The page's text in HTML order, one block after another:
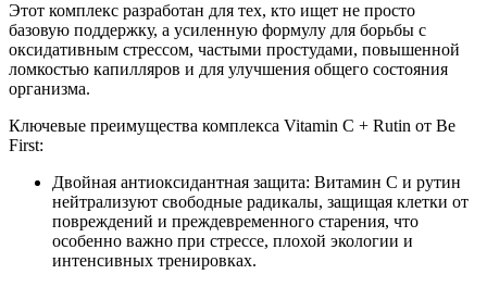
Этот комплекс разработан для тех, кто ищет не просто
базовую поддержку, а усиленную формулу для борьбы с
оксидативным стрессом, частыми простудами, повышенной
ломкостью капилляров и для улучшения общего состояния
организма.
Ключевые преимущества комплекса Vitamin C + Rutin от Be
First:
Двойная антиоксидантная защита: Витамин С и рутин
нейтрализуют свободные радикалы, защищая клетки от
повреждений и преждевременного старения, что
особенно важно при стрессе, плохой экологии и
интенсивных тренировках.